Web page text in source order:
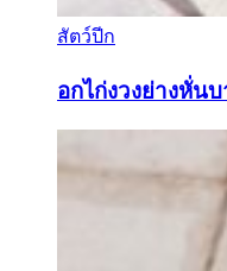
สัตว์ปีก
อกไก่งวงย่างหั่น